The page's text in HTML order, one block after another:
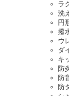
ラ
洗
円
撥
ウ
ダ
キ
防
防
防